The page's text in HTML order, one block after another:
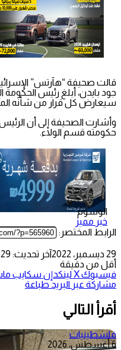
قالت صحيفة “هآرتس”
جود بايدن، أبلغ رئيس الحكومة
سيعارض كل قرار من شأنه
وأشارت الصحيفة إلى أن الرئيس
حكومته قسم الولاء.
الوسوم
خبر مميز
الرابط المختصر:
29 ديسمبر، 2022
آخر تحديث: 29 ديسمبر، 2022
أقل من دقيقة
فيسبوك‫Xلينكدإن سكايب
مشاركة عبر البريد طباعة
أقرأ التالي
فلسطينيات
6 أغسطس، 2026